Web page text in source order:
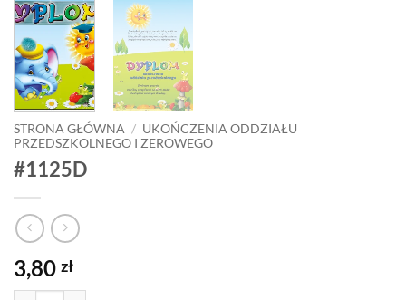
STRONA GŁÓWNA / UKOŃCZENIA ODDZIAŁU
PRZEDSZKOLNEGO I ZEROWEGO
#1125D
3,80 zł